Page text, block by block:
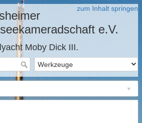
zum Inhalt springen
e.V.
Moby Dick III.